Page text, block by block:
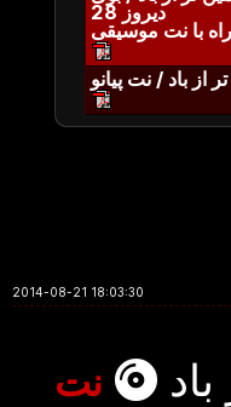
دیروز 28
با نت موسیقی
از باد / نت پیانو
2014-08-21 18:03:30
نت